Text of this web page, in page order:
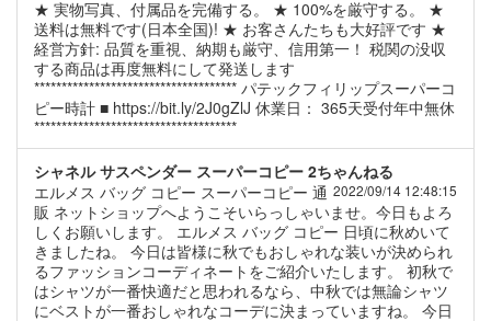
★ 実物写真、付属品を完備する。 ★ 100%を厳守する。 ★
送料は無料です(日本全国)! ★ お客さんたちも大好評です ★
経営方針: 品質を重視、納期も厳守、信用第一！ 税関の没収
する商品は再度無料にして発送します
************************************* パテックフィリップスーパーコ
ピー時計 ■ https://bit.ly/2J0gZlJ 休業日： 365天受付年中無休
*************************************
シャネル サスペンダー スーパーコピー 2ちゃんねる
2022/09/14 12:48:15
エルメス バッグ コピー スーパーコピー 通
販 ネットショップへようこそいらっしゃいませ。今日もよろ
しくお願いします。 エルメス バッグ コピー 日頃に秋めいて
きましたね。 今日は皆様に秋でもおしゃれな装いが決められ
るファッションコーディネートをご紹介いたします。 初秋で
はシャツが一番快適だと思われるなら、中秋では無論シャツ
にベストが一番おしゃれなコーデに決まっていますね。 今日